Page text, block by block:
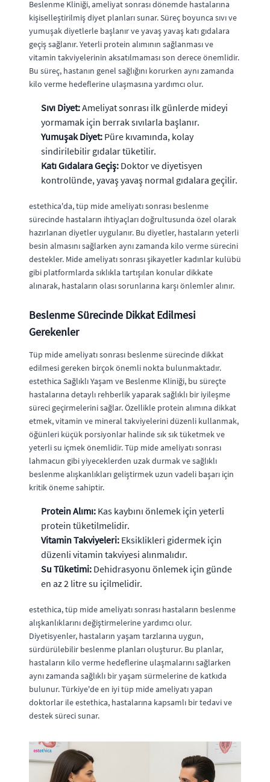
Beslenme Kliniği, ameliyat sonrası dönemde hastalarına
kişiselleştirilmiş diyet planları sunar. Süreç boyunca sıvı ve
yumuşak diyetlerle başlanır ve yavaş yavaş katı gıdalara
geçiş sağlanır. Yeterli protein alımının sağlanması ve
vitamin takviyelerinin aksatılmaması son derece önemlidir.
Bu süreç, hastanın genel sağlığını korurken aynı zamanda
kilo verme hedeflerine ulaşmasına yardımcı olur.
Sıvı Diyet:Ameliyat sonrası ilk günlerde mideyi
yormamak için berrak sıvılarla başlanır.
Yumuşak Diyet: Püre kıvamında, kolay
sindirilebilir gıdalar tüketilir.
Katı Gıdalara Geçiş: Doktor ve diyetisyen
kontrolünde, yavaş yavaş normal gıdalara geçilir.
estethica'da, tüp mide ameliyatı sonrası beslenme
sürecinde hastaların ihtiyaçları doğrultusunda özel olarak
hazırlanan diyetler uygulanır. Bu diyetler, hastaların yeterli
besin almasını sağlarken aynı zamanda kilo verme sürecini
destekler. Mide ameliyatı sonrası şikayetler kadınlar kulübü
gibi platformlarda sıklıkla tartışılan konular dikkate
alınarak, hastaların olası sorunlarına karşı önlemler alınır.
Beslenme Sürecinde Dikkat Edilmesi
Gerekenler
Tüp mide ameliyatı sonrası beslenme sürecinde dikkat
edilmesi gereken birçok önemli nokta bulunmaktadır.
estethica Sağlıklı Yaşam ve Beslenme Kliniği, bu süreçte
hastalarına detaylı rehberlik yaparak sağlıklı bir iyileşme
süreci geçirmelerini sağlar. Özellikle protein alımına dikkat
etmek, vitamin ve mineral takviyelerini düzenli kullanmak,
öğünleri küçük porsiyonlar halinde sık sık tüketmek ve
yeterli su içmek önemlidir. Tüp mide ameliyatı sonrası
lahmacun gibi yiyeceklerden uzak durmak ve sağlıklı
beslenme alışkanlıkları geliştirmek uzun vadeli başarı için
kritik öneme sahiptir.
Protein Alımı: Kas kaybını önlemek için yeterli
protein tüketilmelidir.
Vitamin Takviyeleri: Eksiklikleri gidermek için
düzenli vitamin takviyesi alınmalıdır.
Su Tüketimi: Dehidrasyonu önlemek için günde
en az 2 litre su içilmelidir.
estethica, tüp mide ameliyatı sonrası hastaların beslenme
alışkanlıklarını değiştirmelerine yardımcı olur.
Diyetisyenler, hastaların yaşam tarzlarına uygun,
sürdürülebilir beslenme planları oluşturur. Bu planlar,
hastaların kilo verme hedeflerine ulaşmalarını sağlarken
aynı zamanda sağlıklı bir yaşam sürmelerine de katkıda
bulunur. Türkiye'de en iyi tüp mide ameliyatı yapan
doktorlar ile estethica, hastalarına kapsamlı bir tedavi ve
destek süreci sunar.